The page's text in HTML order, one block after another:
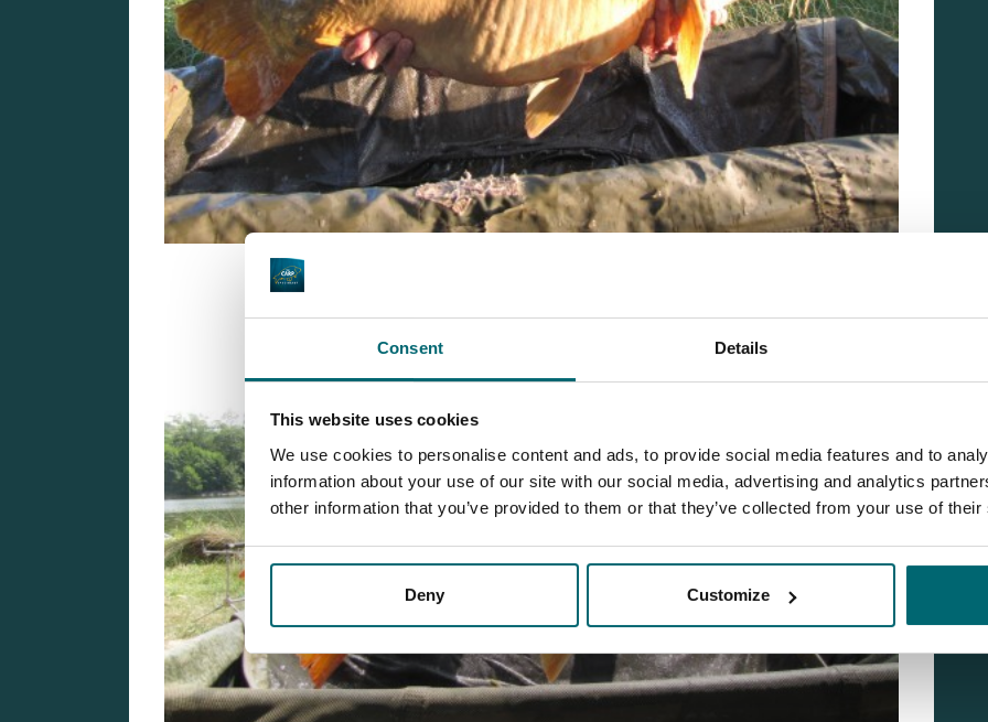
Consent Details
This website uses cookies
We use cookies to personalise content and ads, to provide social media features and to
information about your use of our site with our social media, advertising and analytics
other information that you’ve provided to them or that they’ve collected from your use of
Deny Customize